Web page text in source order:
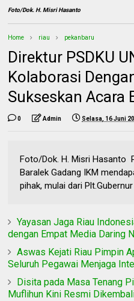
Foto/Dok. H. Misri Hasanto
Home riau pekanbaru
Direktur PSDKU
Kolaborasi
Sukseskan Acara
0 Admin Selasa, 16 Juni
Foto/Dok. H. Misri Hasanto
Baralek Gadang IKM
pihak, mulai dari Plt.Gubernur
Yayasan Jaga Riau
dengan Empat Media Daring
Aswas Kejati Riau Pimpin
Seluruh Pegawai Menjaga
Disita pada Masa Tenang
Muflihun Kini Resmi